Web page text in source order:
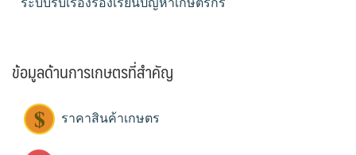
ระบบรับเรื่องร้องเรียนปัญหาเกษตรกร
ข้อมูลด้านการเกษตรที่สำคัญ
ราคาสินค้าเกษตร